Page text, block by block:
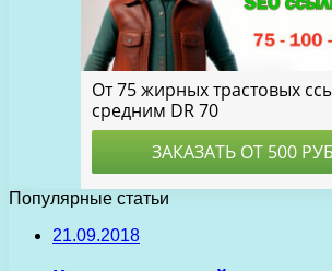
Популярные статьи
21.09.2018